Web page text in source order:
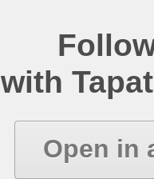
with
Open in